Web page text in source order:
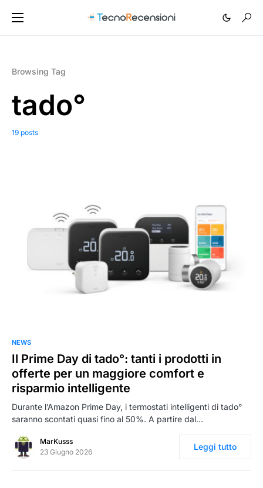
Browsing Tag
tado°
19 posts
NEWS
Il Prime Day di tado°: tanti i prodotti in
offerte per un maggiore comfort e
risparmio intelligente
Durante l’Amazon Prime Day, i termostati intelligenti di tado°
saranno scontati quasi fino al 50%. A partire dal…
MarKusss
23 Giugno 2026
Leggi tutto